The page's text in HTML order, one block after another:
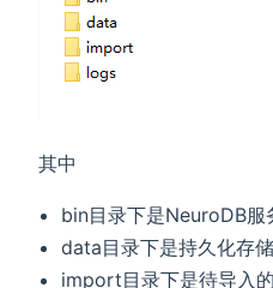
其中
bin目录下是NeuroDB服
data目录下是持久化存
import目录下是待导入